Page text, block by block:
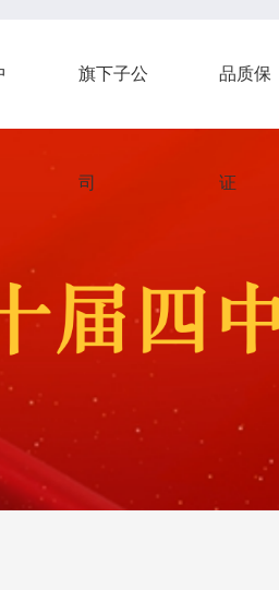
旗下子公
司
品质保
证